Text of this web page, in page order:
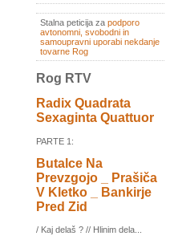
Stalna peticija za podporo
avtonomni, svobodni in
samoupravni uporabi nekdanje
tovarne Rog
Rog RTV
Radix Quadrata
Sexaginta Quattuor
PARTE 1:
Butalce Na
Prevzgojo _ Prašiča
V Kletko _ Bankirje
Pred Zid
/ Kaj delaš ? // Hlinim dela...